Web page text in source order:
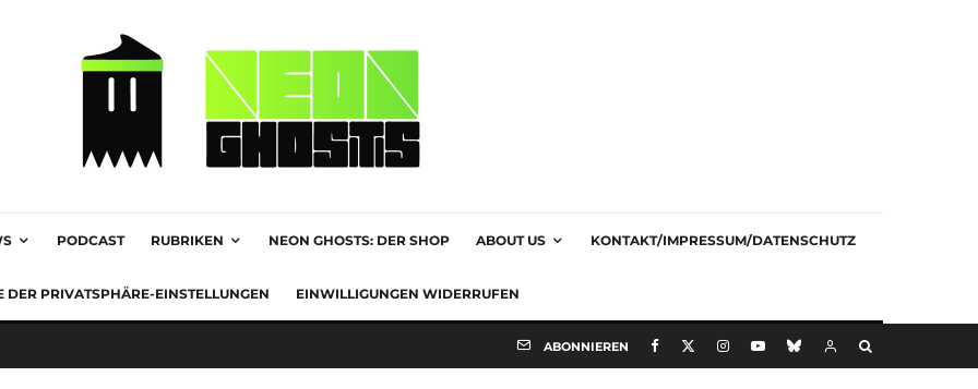
PODCAST RUBRIKEN NEON GHOSTS: DER SHOP ABOUT US KONTAKT/IMPRESSUM/DATENSCHUTZ
DER PRIVATSPHÄRE-EINSTELLUNGEN EINWILLIGUNGEN WIDERRUFEN
ABONNIEREN